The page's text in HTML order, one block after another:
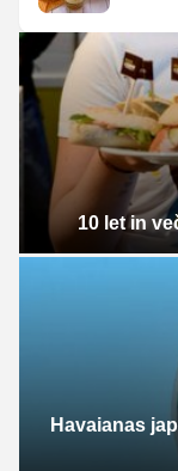
10 let in
Havaianas